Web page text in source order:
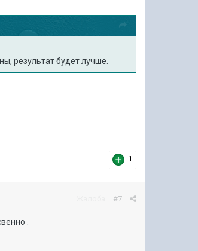
результат будет лучше.
1
#7
.